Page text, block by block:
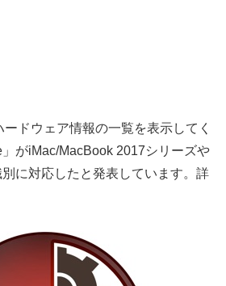
ドウェア情報の一覧を表示してく
がiMac/MacBook 2017シリーズや
に対応したと発表しています。詳